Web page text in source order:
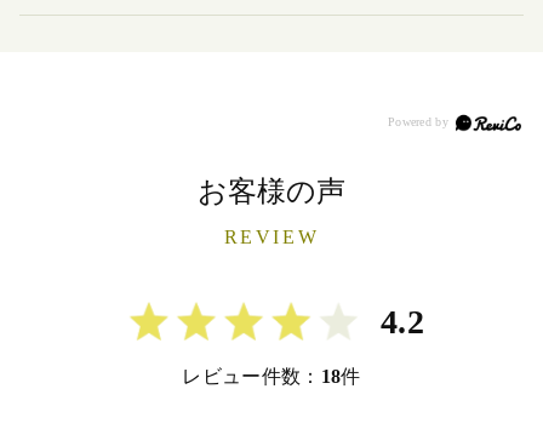
お客様の声
REVIEW
4.2
レビュー件数： 18件